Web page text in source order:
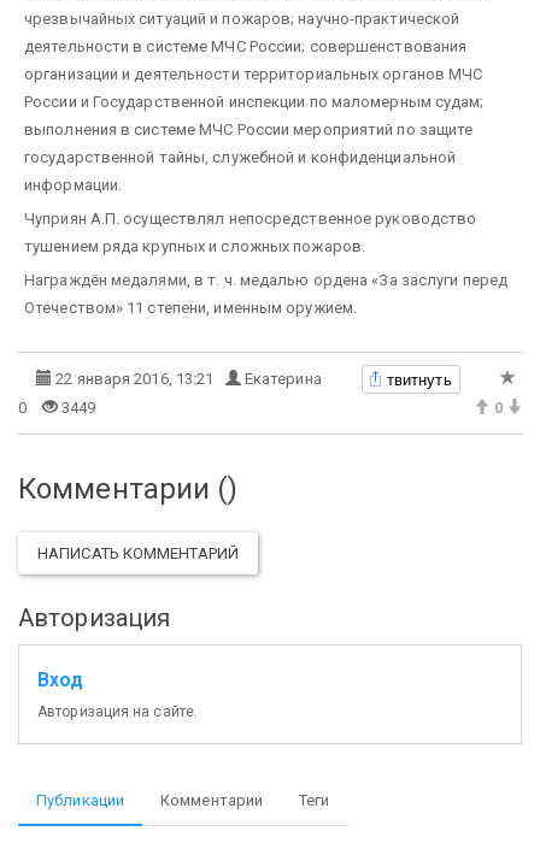
чрезвычайных ситуаций и пожаров; научно-практической
деятельности в системе МЧС России; совершенствования
организации и деятельности территориальных органов МЧС
России и Государственной инспекции по маломерным судам;
выполнения в системе МЧС России мероприятий по защите
государственной тайны, служебной и конфиденциальной
информации.
Чуприян А.П. осуществлял непосредственное руководство
тушением ряда крупных и сложных пожаров.
Награждён медалями, в т. ч. медалью ордена «За заслуги перед
Отечеством» 11 степени, именным оружием.
22 января 2016, 13:21 Екатерина твитнуть
0 3449 0
Комментарии ()
НАПИСАТЬ КОММЕНТАРИЙ
Авторизация
Вход
Авторизация на сайте.
Публикации Комментарии Теги